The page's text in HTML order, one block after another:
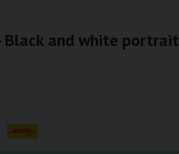
Black and white portrait